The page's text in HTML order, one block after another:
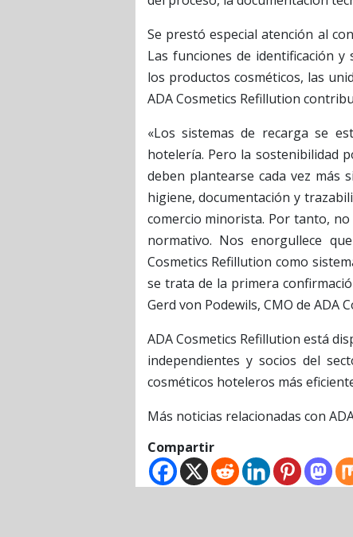
Se prestó especial atención al
Las funciones de identificación
los productos cosméticos, las
ADA Cosmetics Refillution
«Los sistemas de recarga se
hotelería. Pero la sostenibilidad
deben plantearse cada vez más
higiene, documentación y
comercio minorista. Por tanto,
normativo. Nos enorgullece
Cosmetics Refillution como
se trata de la primera
Gerd von Podewils, CMO de ADA
ADA Cosmetics Refillution está
independientes y socios del
cosméticos hoteleros más
Más noticias relacionadas con
Compartir